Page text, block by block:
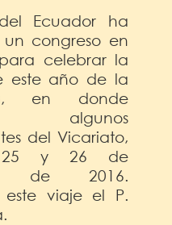
Ecuador ha
congreso en
celebrar la
este año de la
en donde
algunos
del Vicariato,
25 y 26 de
de 2016.
este viaje el P.